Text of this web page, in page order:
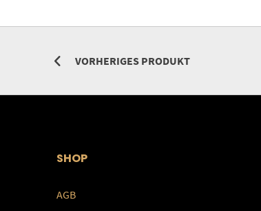
VORHERIGES PRODUKT
SHOP
AGB